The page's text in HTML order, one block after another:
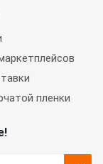
пленки